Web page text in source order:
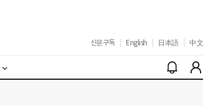
신문구독 English 日本語 中文